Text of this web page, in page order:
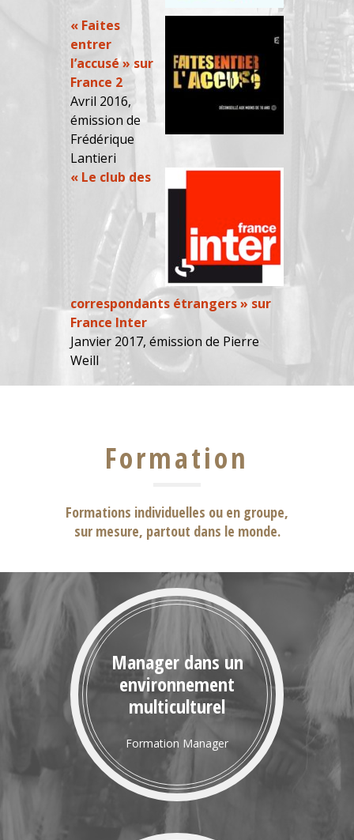
« Faites
entrer
l’accusé » sur
France 2
Avril 2016,
émission de
Frédérique
Lantieri
« Le club des
correspondants étrangers » sur
France Inter
Janvier 2017, émission de Pierre
Weill
Formation
Formations individuelles ou en groupe,
sur mesure, partout dans le monde.
Manager dans un
environnement
multiculturel
Formation Manager